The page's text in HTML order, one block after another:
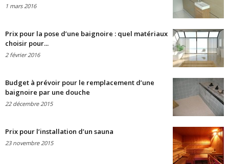
1 mars 2016
Prix pour la pose d’une baignoire : quel matériaux
choisir pour...
2 février 2016
Budget à prévoir pour le remplacement d’une
baignoire par une douche
22 décembre 2015
Prix pour l’installation d’un sauna
23 novembre 2015